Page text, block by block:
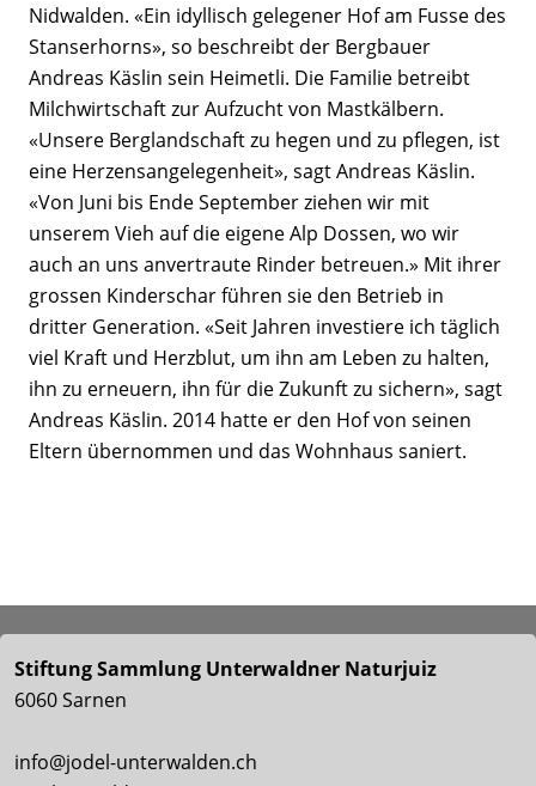
Nidwalden. «Ein idyllisch gelegener Hof am Fusse des
Stanserhorns», so beschreibt der Bergbauer
Andreas Käslin sein Heimetli. Die Familie betreibt
Milchwirtschaft zur Aufzucht von Mastkälbern.
«Unsere Berglandschaft zu hegen und zu pflegen, ist
eine Herzensangelegenheit», sagt Andreas Käslin.
«Von Juni bis Ende September ziehen wir mit
unserem Vieh auf die eigene Alp Dossen, wo wir
auch an uns anvertraute Rinder betreuen.» Mit ihrer
grossen Kinderschar führen sie den Betrieb in
dritter Generation. «Seit Jahren investiere ich täglich
viel Kraft und Herzblut, um ihn am Leben zu halten,
ihn zu erneuern, ihn für die Zukunft zu sichern», sagt
Andreas Käslin. 2014 hatte er den Hof von seinen
Eltern übernommen und das Wohnhaus saniert.
Stiftung Sammlung Unterwaldner Naturjuiz
6060 Sarnen
info@jodel-unterwalden.ch